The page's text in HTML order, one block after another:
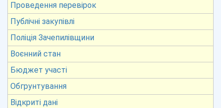
Проведення перевірок
Публічні закупівлі
Поліція Зачепилівщини
Воєнний стан
Бюджет участі
Обгрунтування
Відкриті дані